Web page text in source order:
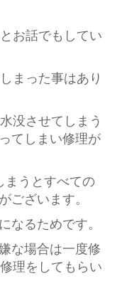
お話でもしてい
まった事はあり
没させてしまう
てしまい修理が
まうとすべての
ございます。
なるためです。
な場合は一度修
理をしてもらい